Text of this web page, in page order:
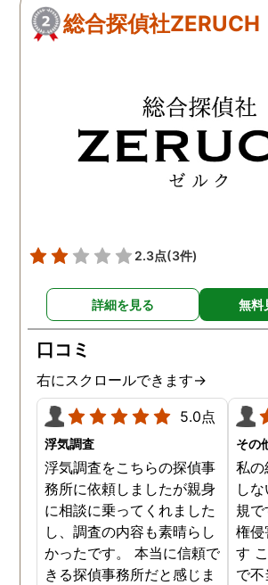
総合探偵社ZERUCH
2.3点(3件)
詳細を見る 無料
口コミ
右にスクロールできます→
5.0点
浮気調査
浮気調査をこちらの探偵事
務所に依頼しましたが親身
に相談に乗ってくれました
し、調査の内容も素晴らし
かったです。 本当に信頼で
きる探偵事務所だと感じま
その
私の
し
規
権侵
す
で